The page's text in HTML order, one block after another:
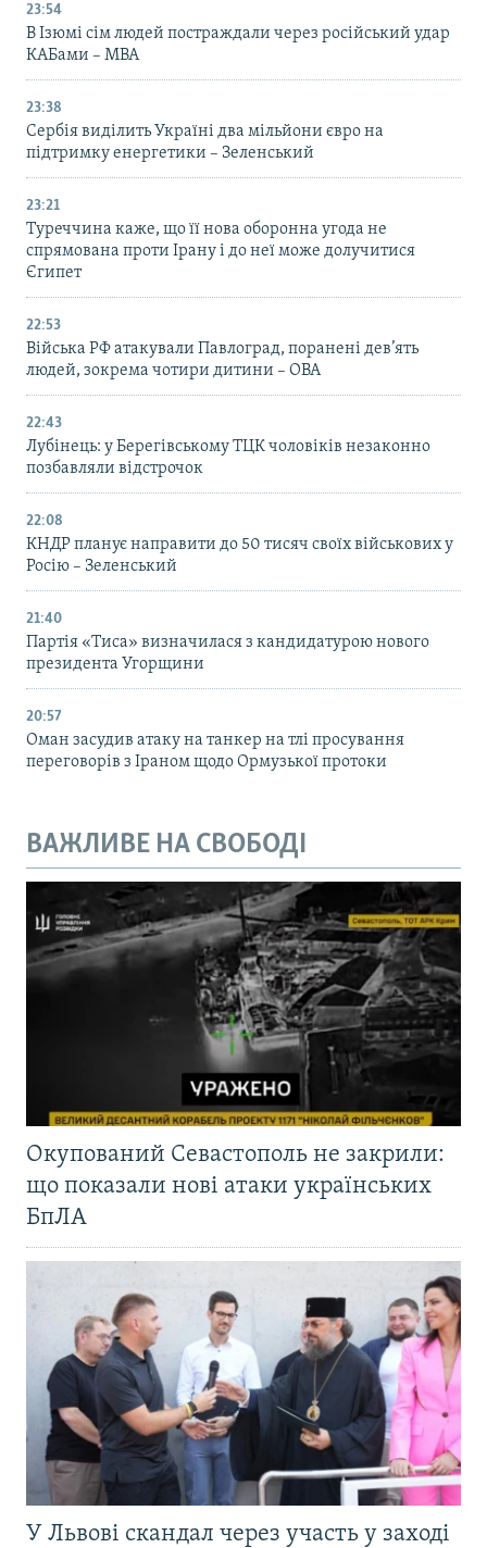
23:54
В Ізюмі сім людей постраждали через російський удар
КАБами – МВА
23:38
Сербія виділить Україні два мільйони євро на
підтримку енергетики – Зеленський
23:21
Туреччина каже, що її нова оборонна угода не
спрямована проти Ірану і до неї може долучитися
Єгипет
22:53
Війська РФ атакували Павлоград, поранені дев’ять
людей, зокрема чотири дитини – ОВА
22:43
Лубінець: у Берегівському ТЦК чоловіків незаконно
позбавляли відстрочок
22:08
КНДР планує направити до 50 тисяч своїх військових у
Росію – Зеленський
21:40
Партія «Тиса» визначилася з кандидатурою нового
президента Угорщини
20:57
Оман засудив атаку на танкер на тлі просування
переговорів з Іраном щодо Ормузької протоки
ВАЖЛИВЕ НА СВОБОДІ
Окупований Севастополь не закрили:
що показали нові атаки українських
БпЛА
У Львові скандал через участь у заході